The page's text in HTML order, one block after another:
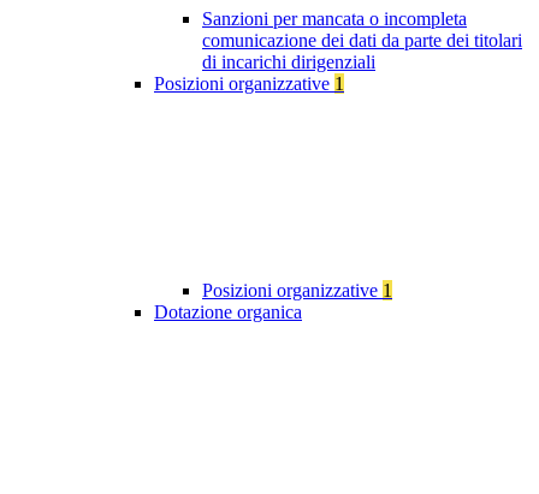
Sanzioni per mancata o incompleta
comunicazione dei dati da parte dei titolari
di incarichi dirigenziali
Posizioni organizzative 1
Posizioni organizzative 1
Dotazione organica